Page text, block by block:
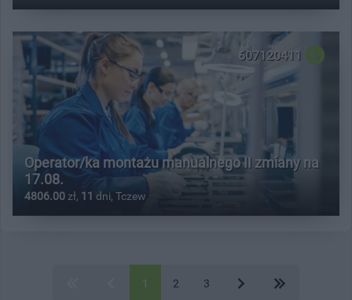
607120411
Operator/ka montażu manualnego II zmiany na
17.08.
4806.00 zł, 11 dni, Tczew
1 2 3